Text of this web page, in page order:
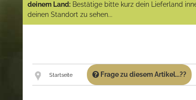
deinem Land: Bestätige bitte kurz dein Lieferland
deinen Standort zu sehen...
Startseite Frage zu diesem Artikel...??